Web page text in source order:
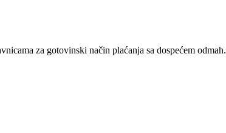
za gotovinski način plaćanja sa dospećem odmah.